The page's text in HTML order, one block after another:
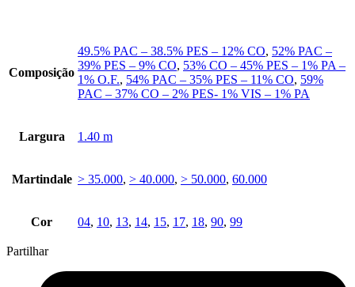
Composição
49.5% PAC – 38.5% PES – 12% CO, 52% PAC –
39% PES – 9% CO, 53% CO – 45% PES – 1% PA –
1% O.F., 54% PAC – 35% PES – 11% CO, 59%
PAC – 37% CO – 2% PES- 1% VIS – 1% PA
Largura 1.40 m
Martindale > 35.000, > 40.000, > 50.000, 60.000
Cor 04, 10, 13, 14, 15, 17, 18, 90, 99
Partilhar